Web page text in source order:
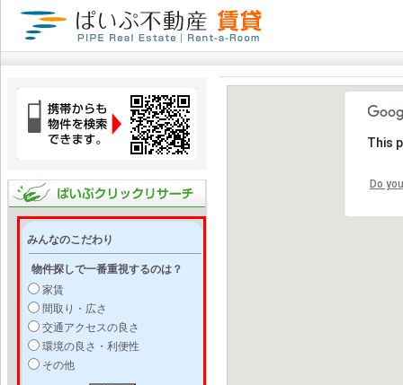
みんなのこだわり
物件探しで一番重視するのは？
家賃
間取り・広さ
交通アクセスの良さ
環境の良さ・利便性
その他
This
Do